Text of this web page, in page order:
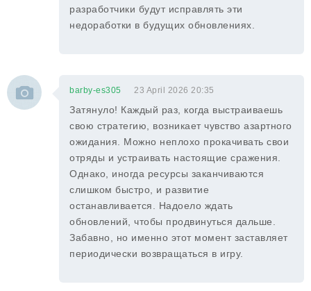
разработчики будут исправлять эти
недоработки в будущих обновлениях.
barby-es305 23 April 2026 20:35
Затянуло! Каждый раз, когда выстраиваешь
свою стратегию, возникает чувство азартного
ожидания. Можно неплохо прокачивать свои
отряды и устраивать настоящие сражения.
Однако, иногда ресурсы заканчиваются
слишком быстро, и развитие
останавливается. Надоело ждать
обновлений, чтобы продвинуться дальше.
Забавно, но именно этот момент заставляет
периодически возвращаться в игру.